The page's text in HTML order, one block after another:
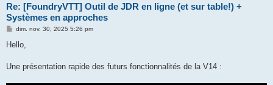
Re: [FoundryVTT] Outil de JDR en ligne (et sur table!) +
Systèmes en approches
M
s
g
dim. nov. 30, 2025 5:26 pm
Hello,
Une présentation rapide des futurs fonctionnalités de la V14 :